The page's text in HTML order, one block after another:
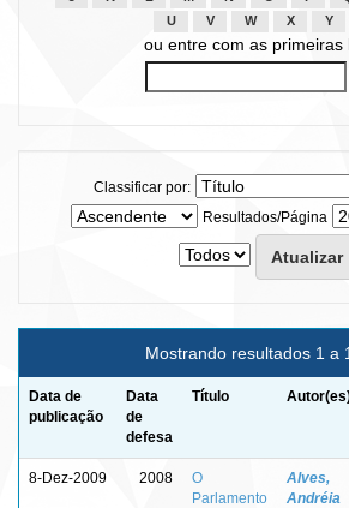
U
V W X Y
ou entre com as primeiras
Classificar por:
Resultados/Página
Mostrando resultados 1 a
Data de
publicação
Data
de
defesa
Título
8-Dez-2009 2008
O
Parlamento
Alves,
Andréia